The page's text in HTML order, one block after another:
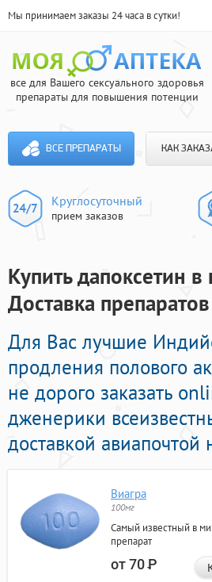
Мы принимаем заказы 24 часа в сутки!
все для Вашего сексуального здоровья
препараты для повышения потенции
ВСЕ ПРЕПАРАТЫ КАК
Круглосуточный
прием заказов
Купить дапоксетин
Доставка
Для Вас лучшие
продления полового
не дорого заказать
дженерики
доставкой
Виагра
100мг
Самый известный в
препарат
от 70Р